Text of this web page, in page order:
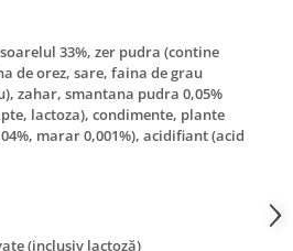
33%, zer pudra (contine
de orez, sare, faina de grau
zahar, smantana pudra 0,05%
lactoza), condimente, plante
marar 0,001%), acidifiant (acid
(inclusiv lactoză)